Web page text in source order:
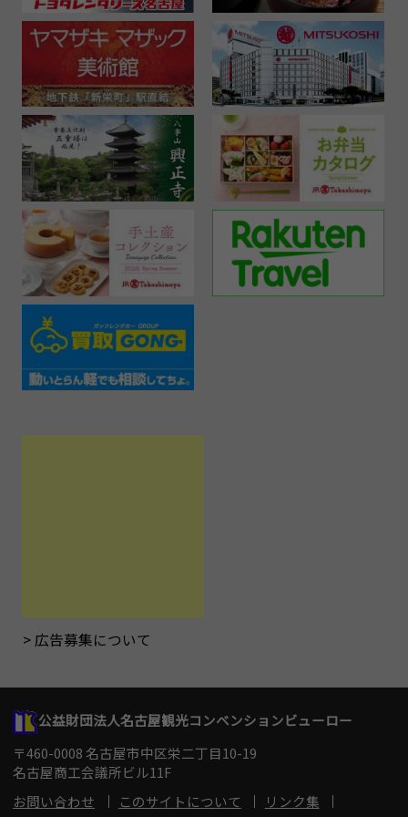
広告募集について
公益財団法人名古屋観光コンベンションビューロー
〒460-0008 名古屋市中区栄二丁目10-19
名古屋商工会議所ビル11F
お問い合わせ
このサイトについて
リンク集